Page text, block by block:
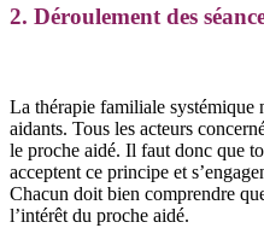
2. Déroulement des
La thérapie familiale systémique
aidants. Tous les acteurs
le proche aidé. Il faut donc que
acceptent ce principe et
Chacun doit bien comprendre
l’intérêt du proche aidé.